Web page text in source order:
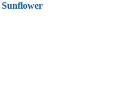
Sunflower